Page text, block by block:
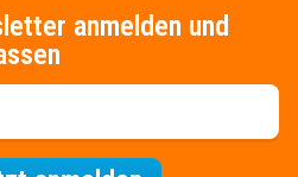
anmelden und